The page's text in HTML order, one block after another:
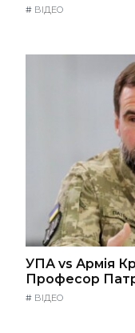
# ВІДЕО
УПА vs Армія
Професор
# ВІДЕО